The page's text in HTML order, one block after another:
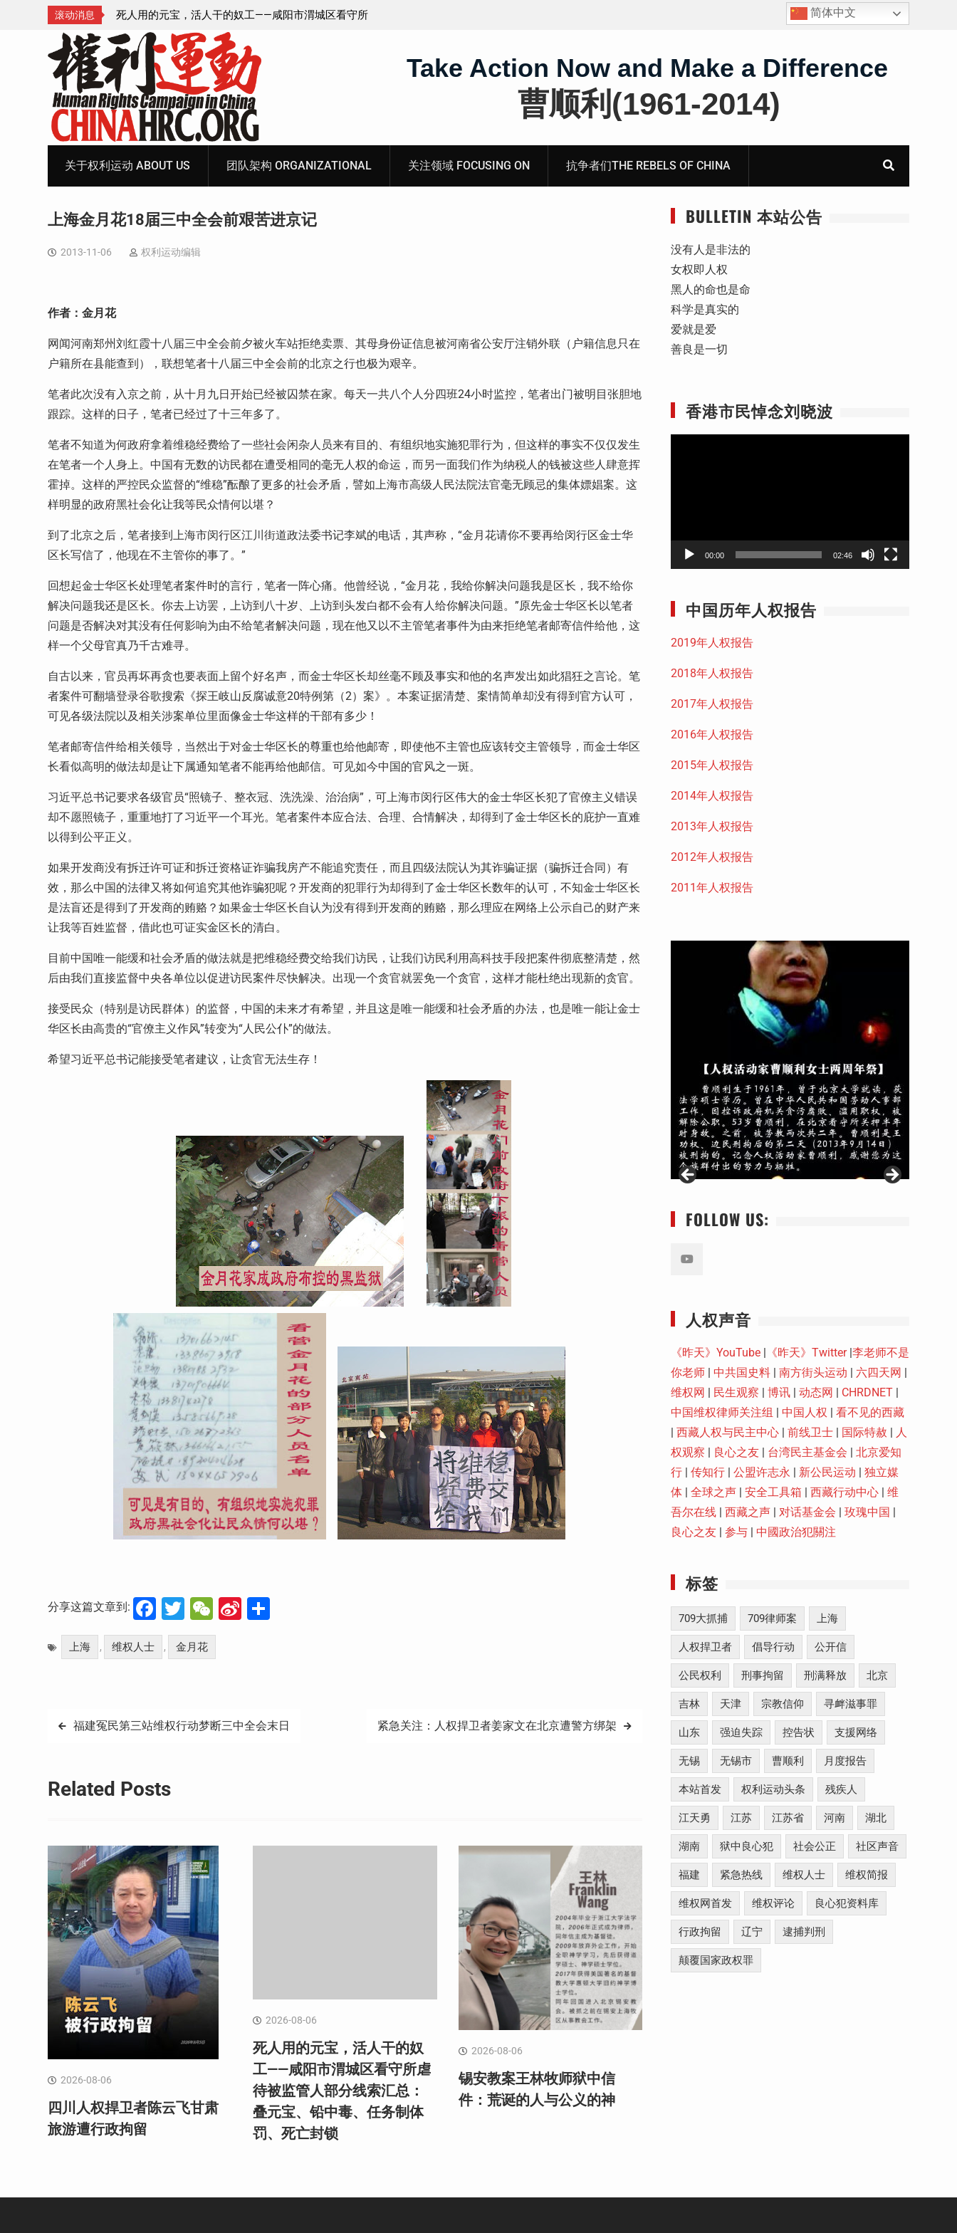
滚动消息
阳市渭城区看守所
宝、铅中毒、任务制
锡安教案王林牧师狱中信件：荒诞的人与公义的神 四川人权捍卫者陈云飞甘肃旅游遭行政拘留
简体中文
Take Action Now and Make a Difference
曹顺利(1961-2014)
关于权利运动 ABOUT US 团队架构 ORGANIZATIONAL 关注领域 FOCUSING ON 抗争者们THE REBELS OF CHINA
上海金月花18届三中全会前艰苦进京记
2013-11-06 权利运动编辑
作者：金月花
网闻河南郑州刘红霞十八届三中全会前夕被火车站拒绝卖票、其母身份证信息被河南省公安厅注销外联（户籍信息只在
户籍所在县能查到），联想笔者十八届三中全会前的北京之行也极为艰辛。
笔者此次没有入京之前，从十月九日开始已经被囚禁在家。每天一共八个人分四班24小时监控，笔者出门被明目张胆地
跟踪。这样的日子，笔者已经过了十三年多了。
笔者不知道为何政府拿着维稳经费给了一些社会闲杂人员来有目的、有组织地实施犯罪行为，但这样的事实不仅仅发生
在笔者一个人身上。中国有无数的访民都在遭受相同的毫无人权的命运，而另一面我们作为纳税人的钱被这些人肆意挥
霍掉。这样的严控民众监督的“维稳”酝酿了更多的社会矛盾，譬如上海市高级人民法院法官毫无顾忌的集体嫖娼案。这
样明显的政府黑社会化让我等民众情何以堪？
到了北京之后，笔者接到上海市闵行区江川街道政法委书记李斌的电话，其声称，“金月花请你不要再给闵行区金士华
区长写信了，他现在不主管你的事了。”
回想起金士华区长处理笔者案件时的言行，笔者一阵心痛。他曾经说，“金月花，我给你解决问题我是区长，我不给你
解决问题我还是区长。你去上访罢，上访到八十岁、上访到头发白都不会有人给你解决问题。”原先金士华区长以笔者
问题是否解决对其没有任何影响为由不给笔者解决问题，现在他又以不主管笔者事件为由来拒绝笔者邮寄信件给他，这
样一个父母官真乃千古难寻。
自古以来，官员再坏再贪也要表面上留个好名声，而金士华区长却丝毫不顾及事实和他的名声发出如此猖狂之言论。笔
者案件可翻墙登录谷歌搜索《探王岐山反腐诚意20特例第（2）案》。本案证据清楚、案情简单却没有得到官方认可，
可见各级法院以及相关涉案单位里面像金士华这样的干部有多少！
笔者邮寄信件给相关领导，当然出于对金士华区长的尊重也给他邮寄，即使他不主管也应该转交主管领导，而金士华区
长看似高明的做法却是让下属通知笔者不能再给他邮信。可见如今中国的官风之一斑。
习近平总书记要求各级官员“照镜子、整衣冠、洗洗澡、治治病”，可上海市闵行区伟大的金士华区长犯了官僚主义错误
却不愿照镜子，重重地打了习近平一个耳光。笔者案件本应合法、合理、合情解决，却得到了金士华区长的庇护一直难
以得到公平正义。
如果开发商没有拆迁许可证和拆迁资格证诈骗我房产不能追究责任，而且四级法院认为其诈骗证据（骗拆迁合同）有
效，那么中国的法律又将如何追究其他诈骗犯呢？开发商的犯罪行为却得到了金士华区长数年的认可，不知金士华区长
是法盲还是得到了开发商的贿赂？如果金士华区长自认为没有得到开发商的贿赂，那么理应在网络上公示自己的财产来
让我等百姓监督，借此也可证实金区长的清白。
目前中国唯一能缓和社会矛盾的做法就是把维稳经费交给我们访民，让我们访民利用高科技手段把案件彻底整清楚，然
后由我们直接监督中央各单位以促进访民案件尽快解决。出现一个贪官就罢免一个贪官，这样才能杜绝出现新的贪官。
接受民众（特别是访民群体）的监督，中国的未来才有希望，并且这是唯一能缓和社会矛盾的办法，也是唯一能让金士
华区长由高贵的“官僚主义作风”转变为“人民公仆”的做法。
希望习近平总书记能接受笔者建议，让贪官无法生存！
分享这篇文章到: Facebook
Twitter
WeChat
Sina
上海 , 维权人士 , 金月花
文
导
福建冤民第三站维权行动梦断三中全会末日 紧急关注：人权捍卫者姜家文在北京遭警方绑架
Related Posts
2026-08-06
四川人权捍卫者陈云飞甘肃
旅游遭行政拘留
2026-08-06
死人用的元宝，活人干的奴
工——咸阳市渭城区看守所虐
待被监管人部分线索汇总：
叠元宝、铅中毒、任务制体
罚、死亡封锁
2026-08-06
锡安教案王林牧师狱中信
件：荒诞的人与公义的神
BULLETIN 本站公告
没有人是非法的
女权即人权
黑人的命也是命
科学是真实的
爱就是爱
善良是一切
香港市民悼念刘晓波
00:00 02:46
中国历年人权报告
2019年人权报告
2018年人权报告
2017年人权报告
2016年人权报告
2015年人权报告
2014年人权报告
2013年人权报告
2012年人权报告
2011年人权报告
FOLLOW US:
人权声音
《昨天》YouTube | 《昨天》Twitter|李老师不是
你老师 | 中共国史料 | 南方街头运动 | 六四天网 |
维权网 | 民生观察 | 博讯 | 动态网 | CHRDNET |
中国维权律师关注组 | 中国人权 | 看不见的西藏
| 西藏人权与民主中心 | 前线卫士 | 国际特赦 | 人
权观察 | 良心之友 | 台湾民主基金会 | 北京爱知
行 | 传知行 | 公盟许志永 | 新公民运动 | 独立媒
体 | 全球之声 | 安全工具箱 | 西藏行动中心 | 维
吾尔在线 | 西藏之声 | 对话基金会 | 玫瑰中国 |
良心之友 | 参与 | 中國政治犯關注
标签
709大抓捕 709律师案 上海
人权捍卫者 倡导行动 公开信
公民权利 刑事拘留 刑满释放 北京
吉林 天津 宗教信仰 寻衅滋事罪
山东 强迫失踪 控告状 支援网络
无锡 无锡市 曹顺利 月度报告
本站首发 权利运动头条 残疾人
江天勇 江苏 江苏省 河南 湖北
湖南 狱中良心犯 社会公正 社区声音
福建 紧急热线 维权人士 维权简报
维权网首发 维权评论 良心犯资料库
行政拘留 辽宁 逮捕判刑
颠覆国家政权罪